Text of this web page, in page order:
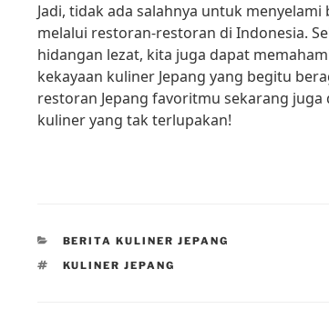
Jadi, tidak ada salahnya untuk menyelami
melalui restoran-restoran di Indonesia.
hidangan lezat, kita juga dapat
kekayaan kuliner Jepang yang begitu
restoran Jepang favoritmu sekarang
kuliner yang tak terlupakan!
CATEGORIES
BERITA KULINER JEPANG
TAGS
KULINER JEPANG